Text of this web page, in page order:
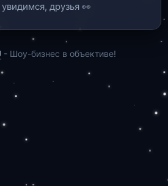
друзья 👀
- Шоу-бизнес в объективе!